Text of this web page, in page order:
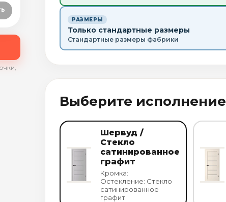
РАЗМЕРЫ
Только стандартные размеры
Стандартные размеры фабрики
Выберите исполнение
Шервуд /
Стекло
сатинированное
графит
Кромка:
Остекление: Стекло
сатинированное
графит